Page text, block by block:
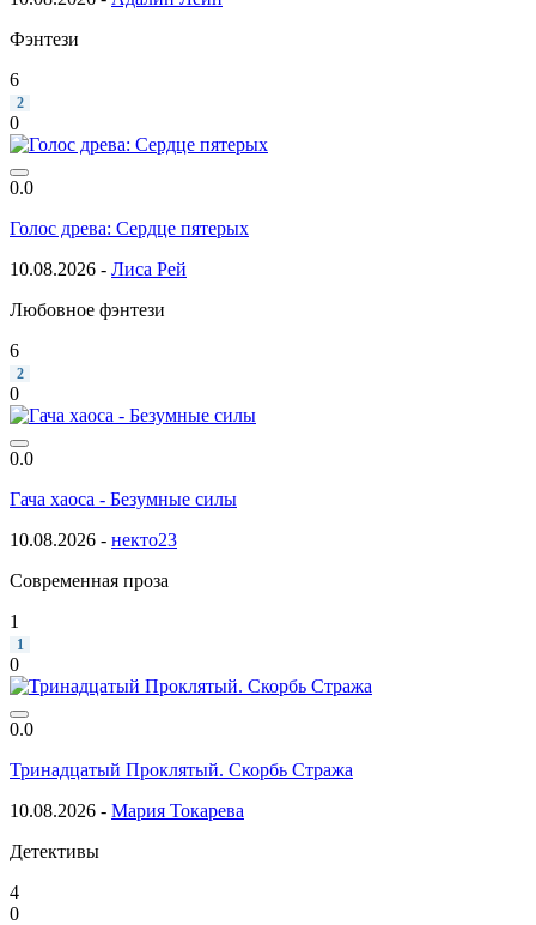
Фэнтези
6
2
0
0.0
Голос древа: Сердце пятерых
10.08.2026 - Лиса Рей
Любовное фэнтези
6
2
0
0.0
Гача хаоса - Безумные силы
10.08.2026 - некто23
Современная проза
1
1
0
0.0
Тринадцатый Проклятый. Скорбь Стража
10.08.2026 - Мария Токарева
Детективы
4
0